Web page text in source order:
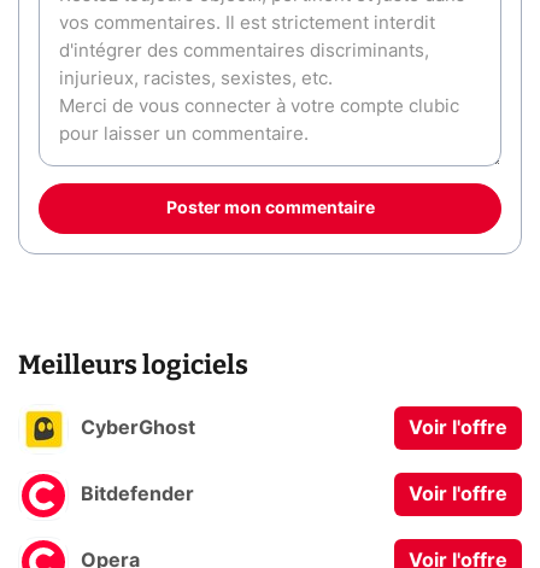
Poster mon commentaire
Meilleurs logiciels
CyberGhost Voir l'offre
Bitdefender Voir l'offre
Opera Voir l'offre